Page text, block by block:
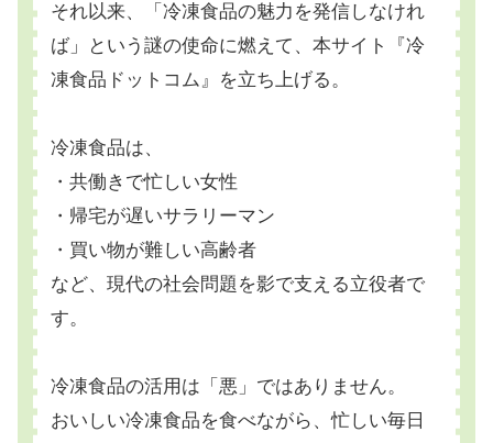
それ以来、「冷凍食品の魅力を発信しなけれ
ば」という謎の使命に燃えて、本サイト『冷
凍食品ドットコム』を立ち上げる。
冷凍食品は、
・共働きで忙しい女性
・帰宅が遅いサラリーマン
・買い物が難しい高齢者
など、現代の社会問題を影で支える立役者で
す。
冷凍食品の活用は「悪」ではありません。
おいしい冷凍食品を食べながら、忙しい毎日